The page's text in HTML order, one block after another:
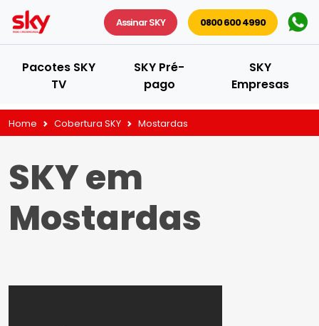
Assinar SKY 0800 600 4990
Pacotes SKY
TV
SKY Pré-
pago
SKY
Empresas
Home Cobertura SKY Mostardas
SKY em
Mostardas